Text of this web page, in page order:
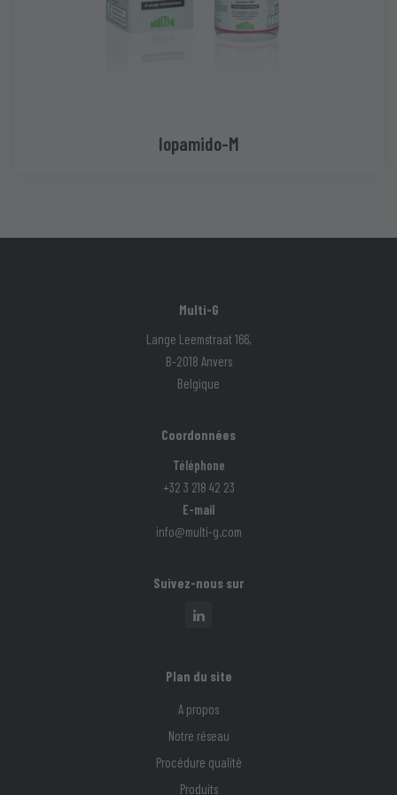
Iopamido-M
Multi-G
Lange Leemstraat 166,
B-2018 Anvers
Belgique
Coordonnées
Téléphone
+32 3 218 42 23
E-mail
info@multi-g.com
Suivez-nous sur
Plan du site
A propos
Notre réseau
Procédure qualité
Produits